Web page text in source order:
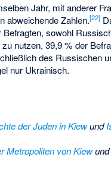
Jahr, mit anderer
abweichende Zahlen.[22]
Befragten, sowohl
nutzen, 39,9 % der
des Russischen
nur Ukrainisch.
der Juden in Kiewund
Metropoliten von Kiew